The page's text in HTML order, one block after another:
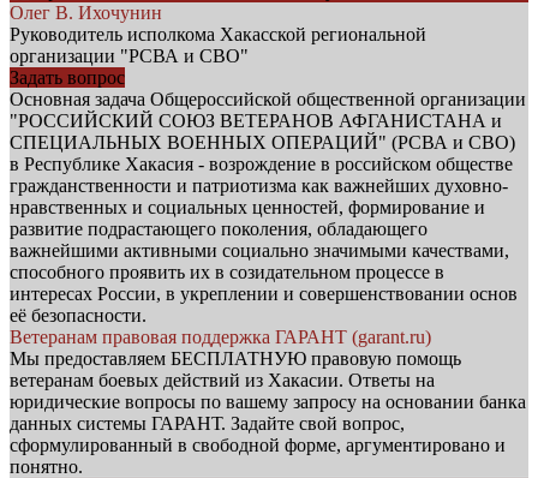
Олег В. Ихочунин
Руководитель исполкома Хакасской региональной
организации "РСВА и СВО"
Задать вопрос
Основная задача Общероссийской общественной организации
"РОССИЙСКИЙ СОЮЗ ВЕТЕРАНОВ АФГАНИСТАНА и
СПЕЦИАЛЬНЫХ ВОЕННЫХ ОПЕРАЦИЙ" (РСВА и СВО)
в Республике Хакасия - возрождение в российском обществе
гражданственности и патриотизма как важнейших духовно-
нравственных и социальных ценностей, формирование и
развитие подрастающего поколения, обладающего
важнейшими активными социально значимыми качествами,
способного проявить их в созидательном процессе в
интересах России, в укреплении и совершенствовании основ
её безопасности.
Ветеранам правовая поддержка ГАРАНТ (garant.ru)
Мы предоставляем БЕСПЛАТНУЮ правовую помощь
ветеранам боевых действий из Хакасии. Ответы на
юридические вопросы по вашему запросу на основании банка
данных системы ГАРАНТ. Задайте свой вопрос,
сформулированный в свободной форме, аргументировано и
понятно.